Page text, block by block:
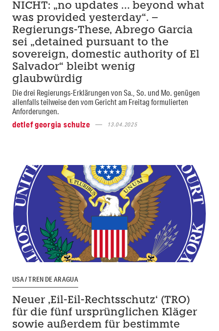
NICHT: „no updates … beyond what
was provided yesterday“. –
Regierungs-These, Abrego Garcia
sei „detained pursuant to the
sovereign, domestic authority of El
Salvador“ bleibt wenig
glaubwürdig
Die drei Regierungs-Erklärungen von Sa., So. und Mo. genügen
allenfalls teilweise den vom Gericht am Freitag formulierten
Anforderungen.
detlef georgia schulze
13.04.2025
USA / TREN DE ARAGUA
Neuer ‚Eil-Eil-Rechtsschutz‘ (TRO)
für die fünf ursprünglichen Kläger
sowie außerdem für bestimmte